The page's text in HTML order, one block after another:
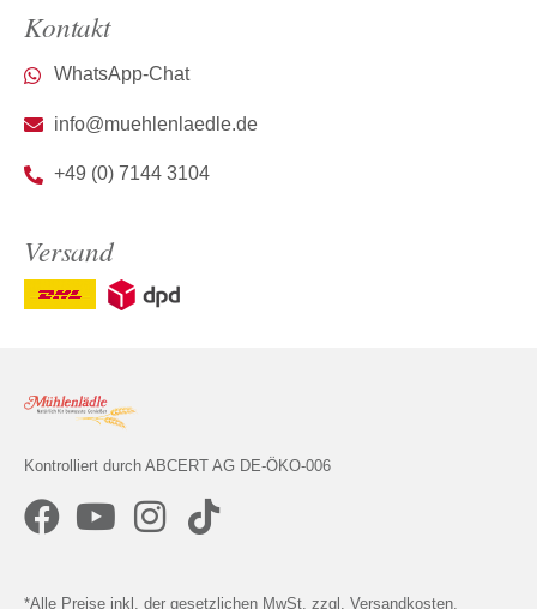
Kontrolliert durch ABCERT AG DE-ÖKO-006
*Alle Preise inkl. der gesetzlichen MwSt. zzgl. Versandkosten.
Kontakt
WhatsApp-Chat
info@muehlenlaedle.de
+49 (0) 7144 3104
Versand